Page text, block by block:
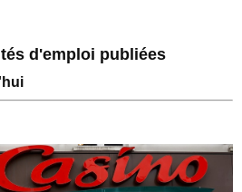
d'emploi publiées